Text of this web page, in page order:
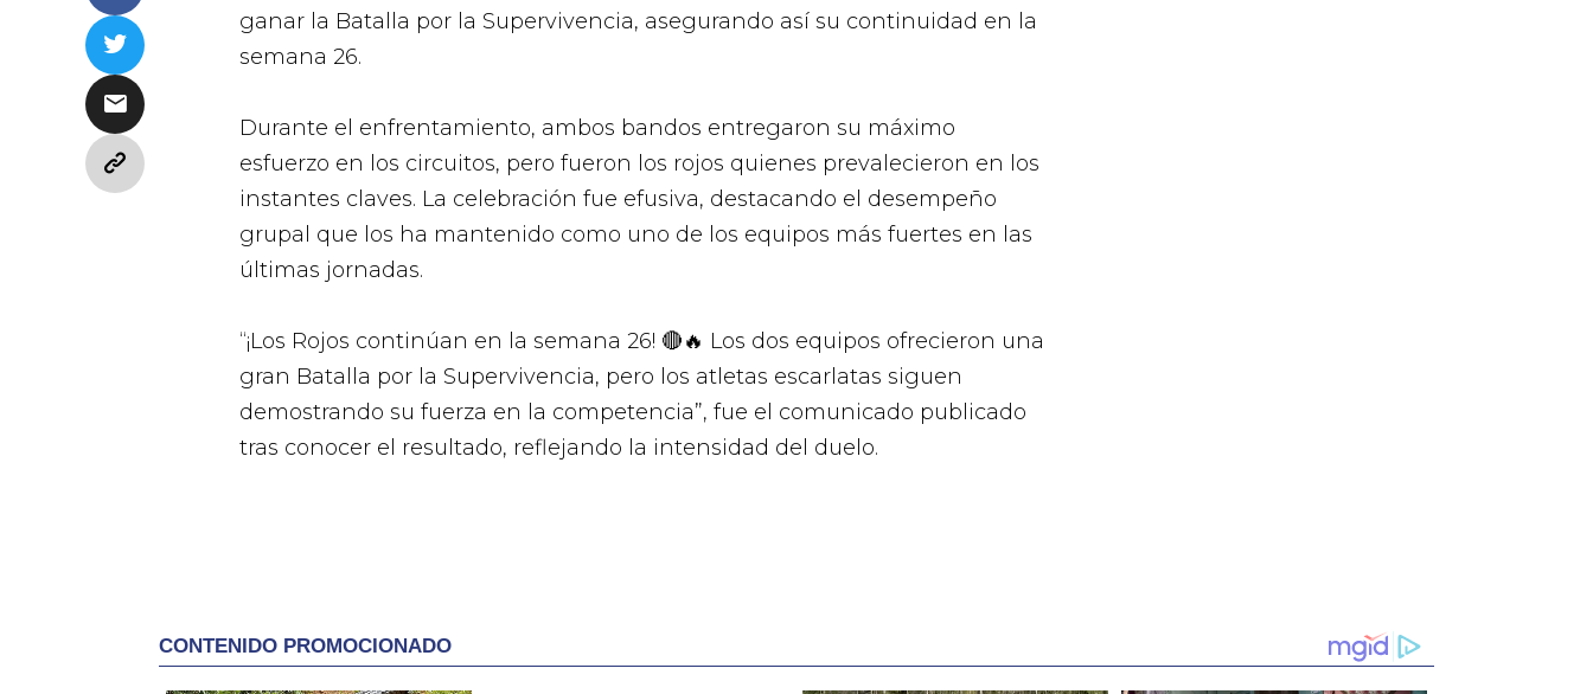
ganar la Batalla por la Supervivencia, asegurando así su continuidad en la
semana 26.
Durante el enfrentamiento, ambos bandos entregaron su máximo
esfuerzo en los circuitos, pero fueron los rojos quienes prevalecieron en los
instantes claves. La celebración fue efusiva, destacando el desempeño
grupal que los ha mantenido como uno de los equipos más fuertes en las
últimas jornadas.
“¡Los Rojos continúan en la semana 26! 🔴🔥 Los dos equipos ofrecieron una
gran Batalla por la Supervivencia, pero los atletas escarlatas siguen
demostrando su fuerza en la competencia”, fue el comunicado publicado
tras conocer el resultado, reflejando la intensidad del duelo.